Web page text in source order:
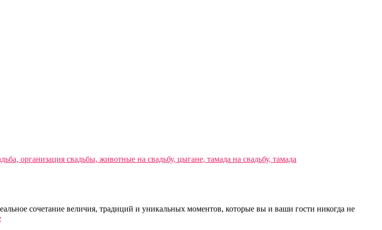
сочетание величия, традиций и уникальных моментов, которые вы и ваши гости никогда не